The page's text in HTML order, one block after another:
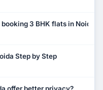
3 BHK flats in Noida?
Step by Step